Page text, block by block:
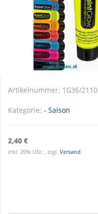
Artikelnummer: 1G36/2110
Kategorie: - Saison
2,40 €
inkl. 20% USt. , zzgl. Versand